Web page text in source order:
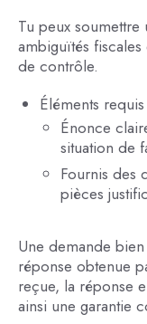
Tu peux
ambiguïtés
de contrôle.
Éléments
Énonce
situation de
Fournis des
pièces
Une demande
réponse obtenue
reçue, la réponse
ainsi une garantie